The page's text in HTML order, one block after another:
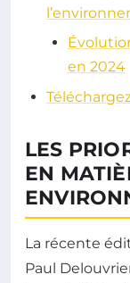
en 2024
LES
EN
La récente
Paul